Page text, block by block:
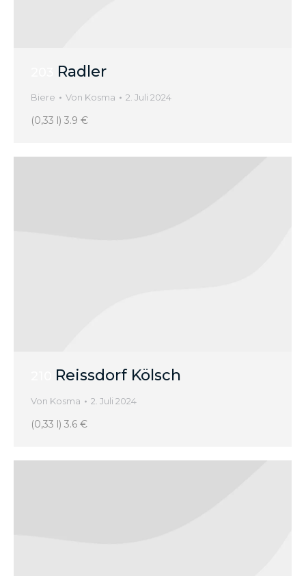
Radler
Biere Von Kosma 2. Juli 2024
(0,33 l) 3.9 €
Reissdorf Kölsch
Von Kosma 2. Juli 2024
(0,33 l) 3.6 €